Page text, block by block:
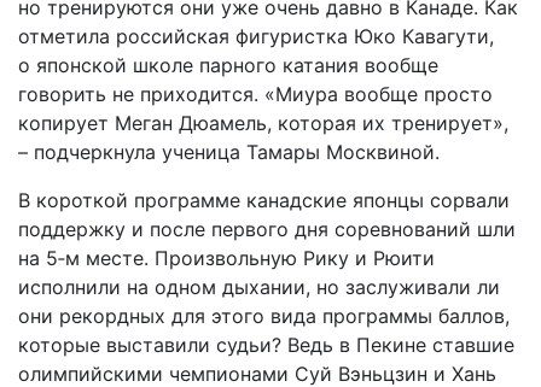
но тренируются они уже очень давно в Канаде. Как
отметила российская фигуристка Юко Кавагути,
о японской школе парного катания вообще
говорить не приходится. «Миура вообще просто
копирует Меган Дюамель, которая их тренирует»,
– подчеркнула ученица Тамары Москвиной.
В короткой программе канадские японцы сорвали
поддержку и после первого дня соревнований шли
на 5‑м месте. Произвольную Рику и Рюити
исполнили на одном дыхании, но заслуживали ли
они рекордных для этого вида программы баллов,
которые выставили судьи? Ведь в Пекине ставшие
олимпийскими чемпионами Суй Вэньцзин и Хань